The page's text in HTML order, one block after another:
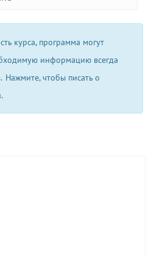
курса, программа могут
информацию всегда
Нажмите, чтобы писать о